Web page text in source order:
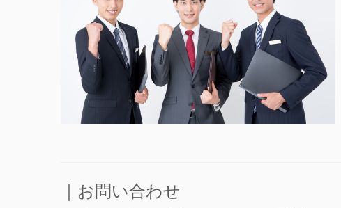
｜お問い合わせ